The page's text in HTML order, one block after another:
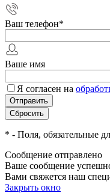
Ваш телефон*
Ваше имя
Я согласен на
* - Поля, обязательные
Сообщение отправлено
Ваше сообщение
Вами свяжется наш
Закрыть окно